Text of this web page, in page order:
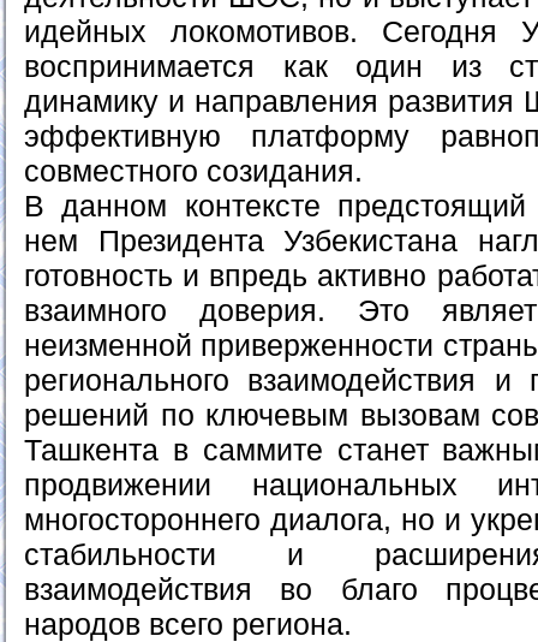
идейных локомотивов. Сегодня
воспринимается как один из
динамику и направления
эффективную платформу
совместного созидания.
В данном контексте
нем Президента Узбекистана
готовность и впредь активно
взаимного доверия. Это
неизменной приверженности
регионального взаимодействия и
решений по ключевым вызовам
Ташкента в саммите станет
продвижении национальных
многостороннего диалога, но и
стабильности и
взаимодействия во благо
народов всего региона.